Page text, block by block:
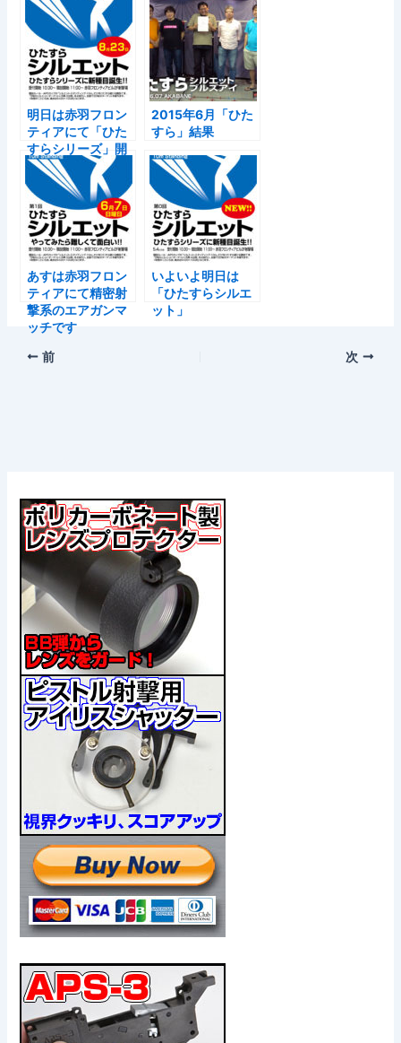
明日は赤羽フロン
ティアにて「ひた
すらシリーズ」開
催です
2015年6月「ひた
すら」結果
あすは赤羽フロン
ティアにて精密射
撃系のエアガンマ
ッチです
いよいよ明日は
「ひたすらシルエ
ット」
前 次